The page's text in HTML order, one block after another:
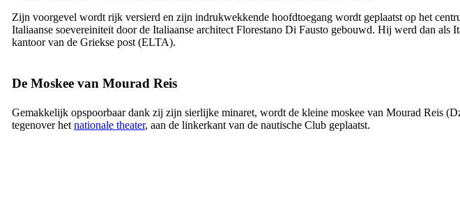
Zijn voorgevel wordt rijk versierd en zijn indrukwekkende hoofdtoegang wordt geplaatst op het
Italiaanse soevereiniteit door de Italiaanse architect Florestano Di Fausto gebouwd. Hij werd dan als
kantoor van de Griekse post (ELTA).
De Moskee van Mourad Reis
Gemakkelijk opspoorbaar dank zij zijn sierlijke minaret, wordt de kleine moskee van Mourad Reis (
tegenover het nationale theater, aan de linkerkant van de nautische Club geplaatst.